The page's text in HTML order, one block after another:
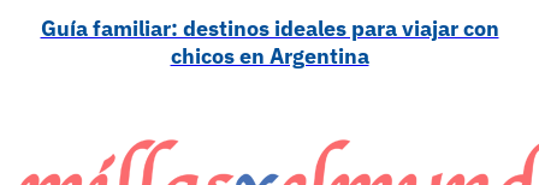
Guía familiar: destinos ideales para viajar con
chicos en Argentina